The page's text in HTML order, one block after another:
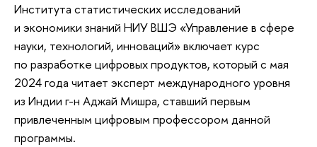
Института статистических исследований
и экономики знаний НИУ ВШЭ «Управление в сфере
науки, технологий, инноваций» включает курс
по разработке цифровых продуктов, который с мая
2024 года читает эксперт международного уровня
из Индии г-н Аджай Мишра, ставший первым
привлеченным цифровым профессором данной
программы.